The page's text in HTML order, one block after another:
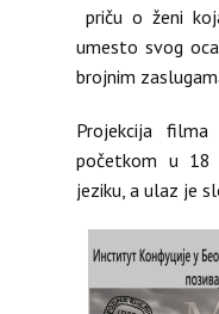
priču o ženi
umesto svog
brojnim
Projekcija
početkom u 18
jeziku, a ulaz je